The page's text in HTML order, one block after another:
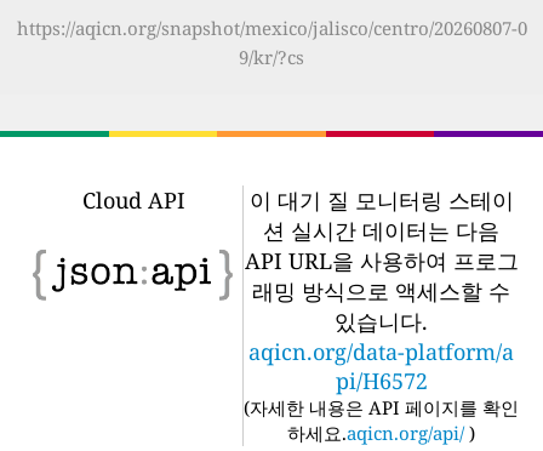
https://aqicn.org/snapshot/mexico/jalisco/centro/20260807-0
9/kr/?cs
Cloud API
이 대기 질 모니터링 스테이
션 실시간 데이터는 다음
API URL을 사용하여 프로그
래밍 방식으로 액세스할 수
있습니다.
aqicn.org/data-platform/a
pi/H6572
(자세한 내용은 API 페이지를 확인
하세요.aqicn.org/api/ )